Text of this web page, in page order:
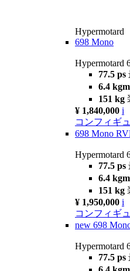
Hypermotard
698 Mono
Hypermotard
77.5 ps
6.4 kgm
151 kg
¥ 1,840,000 i
コンフィギ
698 Mono
Hypermotard
77.5 ps
6.4 kgm
151 kg
¥ 1,950,000 i
コンフィギ
new 698
Hypermotard
77.5 ps